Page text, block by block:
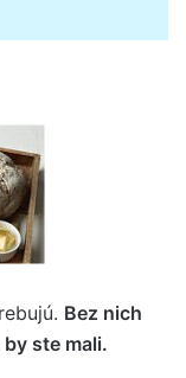
Bez nich
ste mali.